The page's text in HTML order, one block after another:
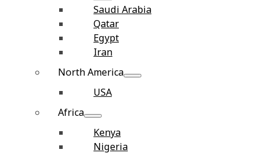
Saudi Arabia
Qatar
Egypt
Iran
North America
USA
Africa
Kenya
Nigeria